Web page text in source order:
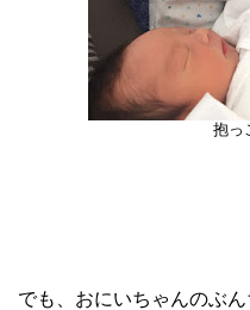
抱っ
でも、おにいちゃんのぶ